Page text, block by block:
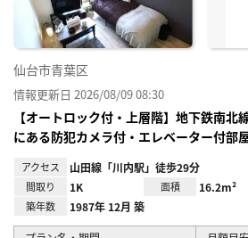
仙台市青葉区
情報更新日 2026/08/09 08:30
【オートロック付・上層階】地下鉄南
にある防犯カメラ付・エレベーター付部
アクセス 山田線「川内駅」徒歩29分
間取り 1K 面積 16.2m²
築年数 1987年 12月 築